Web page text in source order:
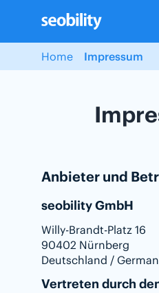
content
Home
Impressum
Anbieter und
seobility GmbH
Willy-Brandt-Platz 16
90402 Nürnberg
Deutschland /
Vertreten durch